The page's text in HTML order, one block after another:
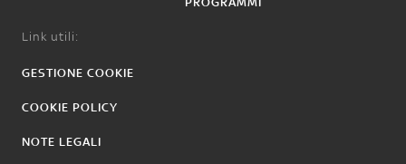
Link utili:
GESTIONE COOKIE
COOKIE POLICY
NOTE LEGALI